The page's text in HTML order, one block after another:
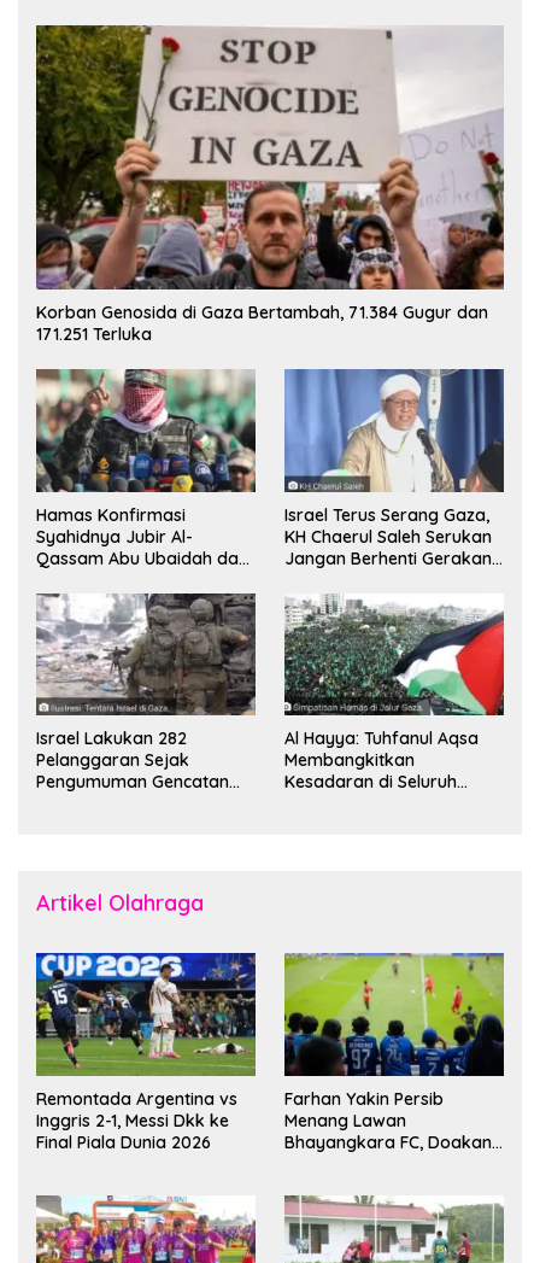
Korban Genosida di Gaza Bertambah, 71.384 Gugur dan
171.251 Terluka
Hamas Konfirmasi
Syahidnya Jubir Al-
Qassam Abu Ubaidah dan
Sinwar
Israel Terus Serang Gaza,
KH Chaerul Saleh Serukan
Jangan Berhenti Gerakan
Israel Lakukan 282
Pelanggaran Sejak
Pengumuman Gencatan
Al Hayya: Tuhfanul Aqsa
Membangkitkan
Kesadaran di Seluruh
Artikel Olahraga
Remontada Argentina vs
Inggris 2-1, Messi Dkk ke
Final Piala Dunia 2026
Farhan Yakin Persib
Menang Lawan
Bhayangkara FC, Doakan